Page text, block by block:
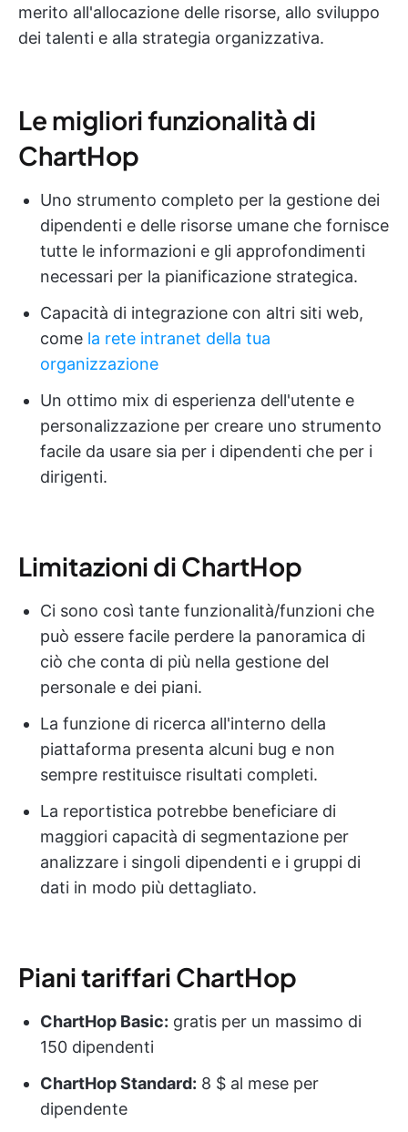
merito all'allocazione delle risorse, allo sviluppo
dei talenti e alla strategia organizzativa.
Le migliori funzionalità di
ChartHop
Uno strumento completo per la gestione dei
dipendenti e delle risorse umane che fornisce
tutte le informazioni e gli approfondimenti
necessari per la pianificazione strategica.
Capacità di integrazione con altri siti web,
come la rete intranet della tua
organizzazione
Un ottimo mix di esperienza dell'utente e
personalizzazione per creare uno strumento
facile da usare sia per i dipendenti che per i
dirigenti.
Limitazioni di ChartHop
Ci sono così tante funzionalità/funzioni che
può essere facile perdere la panoramica di
ciò che conta di più nella gestione del
personale e dei piani.
La funzione di ricerca all'interno della
piattaforma presenta alcuni bug e non
sempre restituisce risultati completi.
La reportistica potrebbe beneficiare di
maggiori capacità di segmentazione per
analizzare i singoli dipendenti e i gruppi di
dati in modo più dettagliato.
Piani tariffari ChartHop
ChartHop Basic: gratis per un massimo di
150 dipendenti
ChartHop Standard: 8 $ al mese per
dipendente